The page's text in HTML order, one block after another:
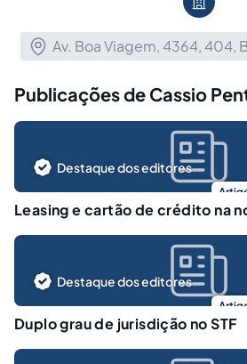
Av. Boa Viagem, 4364, 404,
Publicações de Cassio
Destaque dos editores
Leasing e cartão de crédito na
Destaque dos editores
Duplo grau de jurisdição no STF